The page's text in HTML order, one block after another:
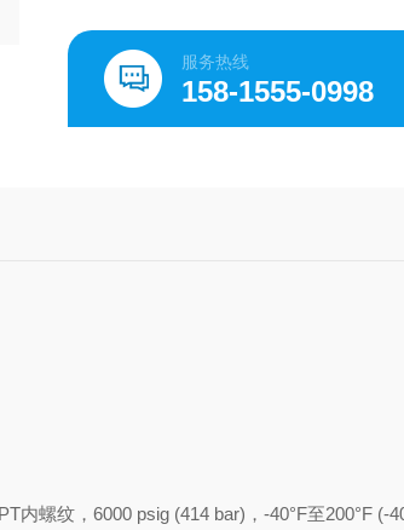
服务热线
158-1555-0998
螺纹，6000 psig (414 bar)，-40°F至200°F (-